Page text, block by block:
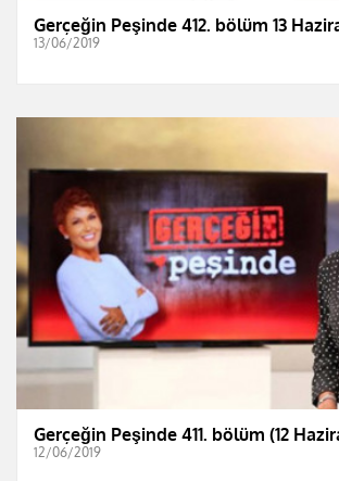
Gerçeğin Peşinde 412. bölüm 13
13/06/2019
Gerçeğin Peşinde 411. bölüm (12
12/06/2019